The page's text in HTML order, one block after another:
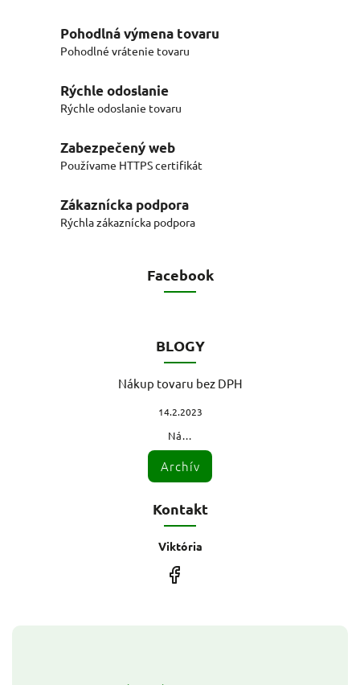
Pohodlná výmena tovaru
Pohodlné vrátenie tovaru
Rýchle odoslanie
Rýchle odoslanie tovaru
Zabezpečený web
Používame HTTPS certifikát
Zákaznícka podpora
Rýchla zákaznícka podpora
Facebook
BLOGY
Nákup tovaru bez DPH
14.2.2023
Ná...
Archív
Kontakt
Viktória